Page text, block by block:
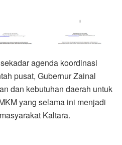
agenda koordinasi
pusat, Gubernur Zainal
dan kebutuhan daerah untuk
yang selama ini menjadi
Kaltara.